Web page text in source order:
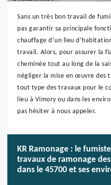
Sans un très bon travail de
pas garantir sa principale
chauffage d’un lieu
travail. Alors, pour assurer la
cheminée tout au long de la
négliger la mise en œuvre des
tout type des travaux pour le
lieu à Vimory ou dans les
pas hésiter à nous appeler.
KR Ramonage : le
travaux de ramonage
dans le 45700 et ses